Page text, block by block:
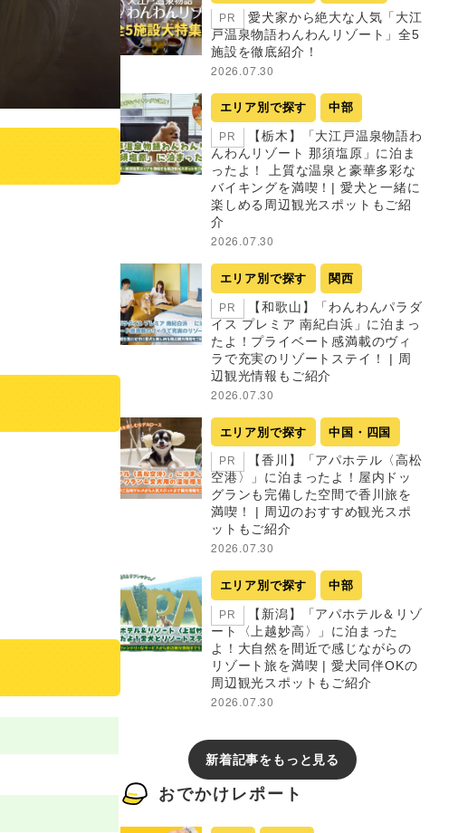
PR
愛犬家から絶大な人気「大江
戸温泉物語わんわんリゾート」全5
施設を徹底紹介！
2026.07.30
エリア別で探す 中部
PR
【栃木】「大江戸温泉物語わ
んわんリゾート 那須塩原」に泊ま
ったよ！ 上質な温泉と豪華多彩な
バイキングを満喫！| 愛犬と一緒に
楽しめる周辺観光スポットもご紹
介
2026.07.30
エリア別で探す 関西
PR
【和歌山】「わんわんパラダ
イス プレミア 南紀白浜」に泊まっ
たよ！プライベート感満載のヴィ
ラで充実のリゾートステイ！ | 周
辺観光情報もご紹介
2026.07.30
エリア別で探す 中国・四国
PR
【香川】「アパホテル〈高松
空港〉」に泊まったよ！屋内ドッ
グランも完備した空間で香川旅を
満喫！ | 周辺のおすすめ観光スポ
ットもご紹介
2026.07.30
エリア別で探す 中部
PR
【新潟】「アパホテル＆リゾ
ート〈上越妙高〉」に泊まった
よ！大自然を間近で感じながらの
リゾート旅を満喫 | 愛犬同伴OKの
周辺観光スポットもご紹介
2026.07.30
新着記事をもっと見る
おでかけレポート